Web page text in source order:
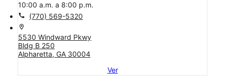
10:00 a.m. a 8:00 p.m.
call (770) 569-5320
location_on
5530 Windward Pkwy
Bldg B 250
Alpharetta, GA 30004
Ver